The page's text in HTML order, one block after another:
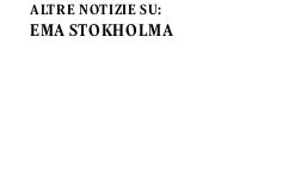
ALTRE NOTIZIE SU:
EMA STOKHOLMA